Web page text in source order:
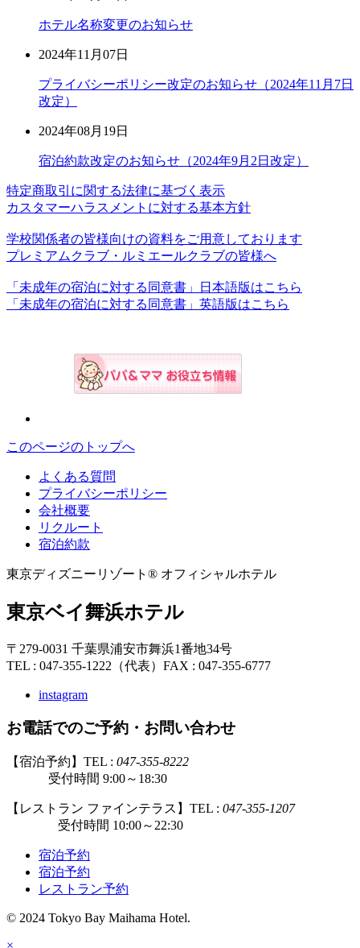
ホテル名称変更のお知らせ
2024年11月07日
プライバシーポリシー改定のお知らせ（2024年11月7日
改定）
2024年08月19日
宿泊約款改定のお知らせ（2024年9月2日改定）
特定商取引に関する法律に基づく表示
カスタマーハラスメントに対する基本方針
学校関係者の皆様向けの資料をご用意しております
プレミアムクラブ・ルミエールクラブの皆様へ
「未成年の宿泊に対する同意書」日本語版はこちら
「未成年の宿泊に対する同意書」英語版はこちら
このページのトップへ
よくある質問
プライバシーポリシー
会社概要
リクルート
宿泊約款
東京ディズニーリゾート® オフィシャルホテル
東京ベイ舞浜ホテル
〒279-0031 千葉県浦安市舞浜1番地34号
TEL : 047-355-1222（代表） FAX : 047-355-6777
instagram
お電話でのご予約・お問い合わせ
【宿泊予約】TEL : 047-355-8222
受付時間 9:00～18:30
【レストラン ファインテラス】TEL : 047-355-1207
受付時間 10:00～22:30
宿泊予約
宿泊予約
レストラン予約
© 2024 Tokyo Bay Maihama Hotel.
×